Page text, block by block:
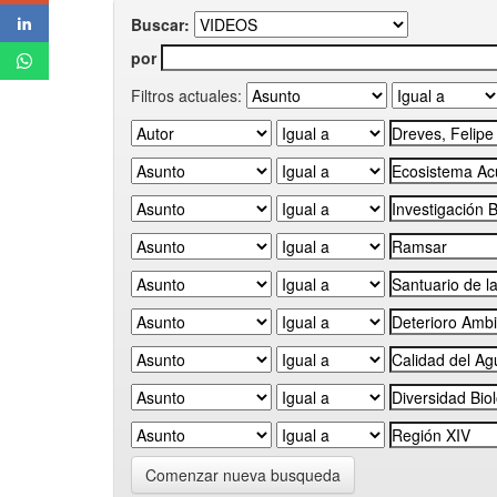
Buscar:
por
Filtros actuales:
Comenzar nueva busqueda